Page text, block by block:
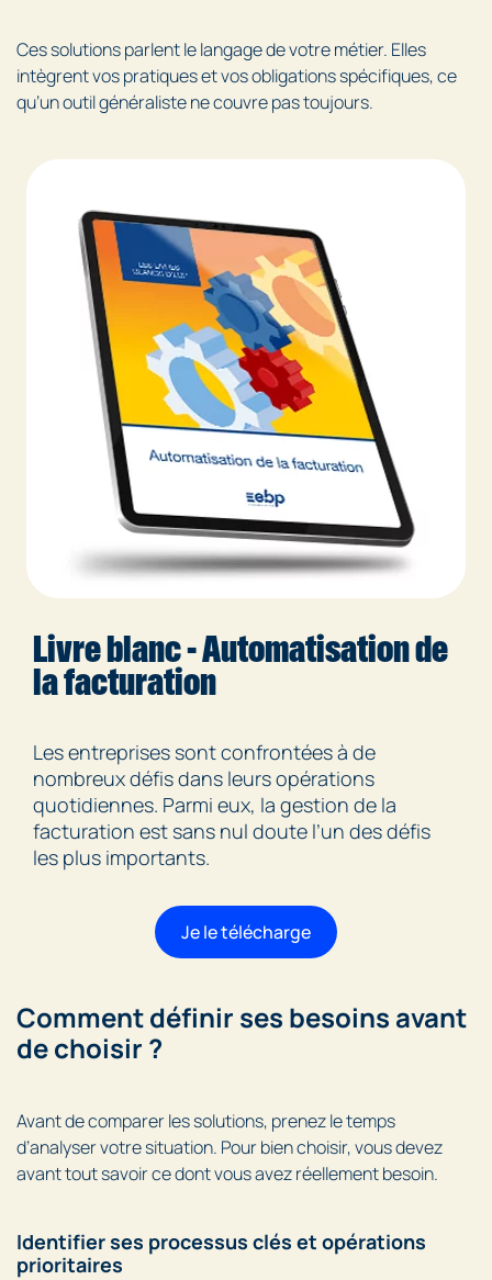
Ces solutions parlent le langage de votre métier. Elles
intègrent vos pratiques et vos obligations spécifiques, ce
qu’un outil généraliste ne couvre pas toujours.
Livre blanc - Automatisation de
la facturation
Les entreprises sont confrontées à de
nombreux défis dans leurs opérations
quotidiennes. Parmi eux, la gestion de la
facturation est sans nul doute l’un des défis
les plus importants.
Je le télécharge
Comment définir ses besoins avant
de choisir ?
Avant de comparer les solutions, prenez le temps
d’analyser votre situation. Pour bien choisir, vous devez
avant tout savoir ce dont vous avez réellement besoin.
Identifier ses processus clés et opérations
prioritaires